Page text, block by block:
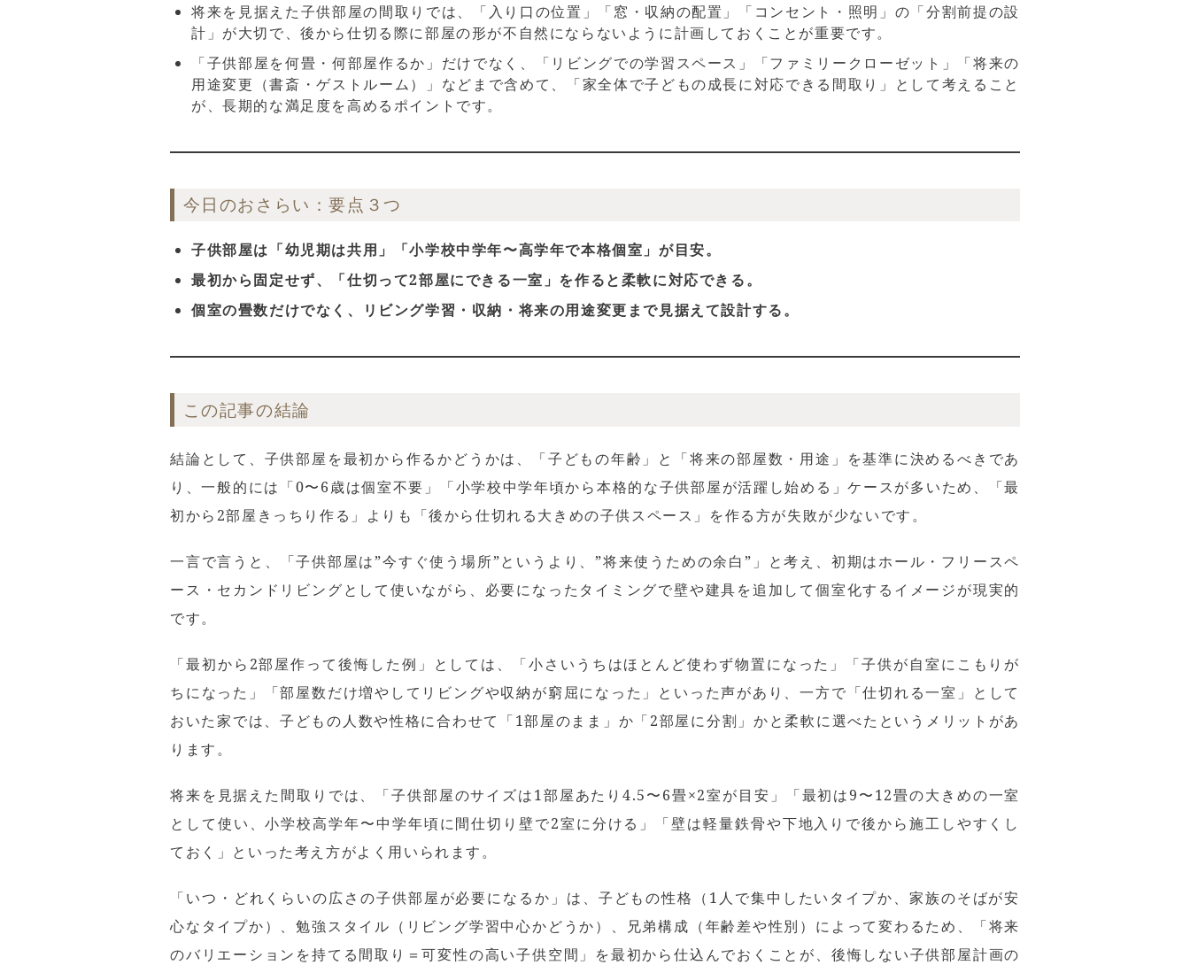
将来を見据えた子供部屋の間取りでは、「入り口の位置」「窓・収納の配置」「コンセント・照明」の「分割前提の設
計」が大切で、後から仕切る際に部屋の形が不自然にならないように計画しておくことが重要です。
「子供部屋を何畳・何部屋作るか」だけでなく、「リビングでの学習スペース」「ファミリークローゼット」「将来の
用途変更（書斎・ゲストルーム）」などまで含めて、「家全体で子どもの成長に対応できる間取り」として考えること
が、長期的な満足度を高めるポイントです。
今日のおさらい：要点３つ
子供部屋は「幼児期は共用」「小学校中学年〜高学年で本格個室」が目安。
最初から固定せず、「仕切って2部屋にできる一室」を作ると柔軟に対応できる。
個室の畳数だけでなく、リビング学習・収納・将来の用途変更まで見据えて設計する。
この記事の結論
結論として、子供部屋を最初から作るかどうかは、「子どもの年齢」と「将来の部屋数・用途」を基準に決めるべきであ
り、一般的には「0〜6歳は個室不要」「小学校中学年頃から本格的な子供部屋が活躍し始める」ケースが多いため、「最
初から2部屋きっちり作る」よりも「後から仕切れる大きめの子供スペース」を作る方が失敗が少ないです。
一言で言うと、「子供部屋は”今すぐ使う場所”というより、”将来使うための余白”」と考え、初期はホール・フリースペ
ース・セカンドリビングとして使いながら、必要になったタイミングで壁や建具を追加して個室化するイメージが現実的
です。
「最初から2部屋作って後悔した例」としては、「小さいうちはほとんど使わず物置になった」「子供が自室にこもりが
ちになった」「部屋数だけ増やしてリビングや収納が窮屈になった」といった声があり、一方で「仕切れる一室」として
おいた家では、子どもの人数や性格に合わせて「1部屋のまま」か「2部屋に分割」かと柔軟に選べたというメリットがあ
ります。
将来を見据えた間取りでは、「子供部屋のサイズは1部屋あたり4.5〜6畳×2室が目安」「最初は9〜12畳の大きめの一室
として使い、小学校高学年〜中学年頃に間仕切り壁で2室に分ける」「壁は軽量鉄骨や下地入りで後から施工しやすくし
ておく」といった考え方がよく用いられます。
「いつ・どれくらいの広さの子供部屋が必要になるか」は、子どもの性格（1人で集中したいタイプか、家族のそばが安
心なタイプか）、勉強スタイル（リビング学習中心かどうか）、兄弟構成（年齢差や性別）によって変わるため、「将来
のバリエーションを持てる間取り＝可変性の高い子供空間」を最初から仕込んでおくことが、後悔しない子供部屋計画の